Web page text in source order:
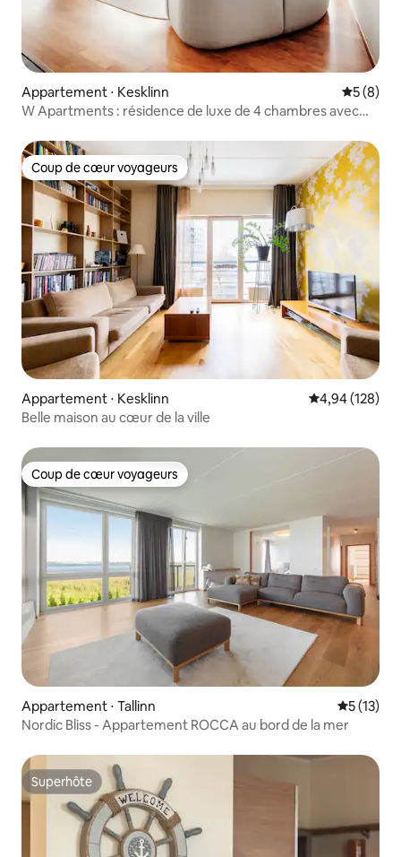
Appartement ⋅ Kesklinn
5 (8)
W Apartments : résidence de luxe de 4 chambres avec
Coup de cœur voyageurs
Coup de cœur voyageurs
Appartement ⋅ Kesklinn Évaluation
4,94 (128)
Belle maison au cœur de la ville
Coup de cœur voyageurs
Coup de cœur voyageurs
Appartement ⋅ Tallinn
5 (13)
Nordic Bliss - Appartement ROCCA au bord de la mer
Superhôte
Superhôte